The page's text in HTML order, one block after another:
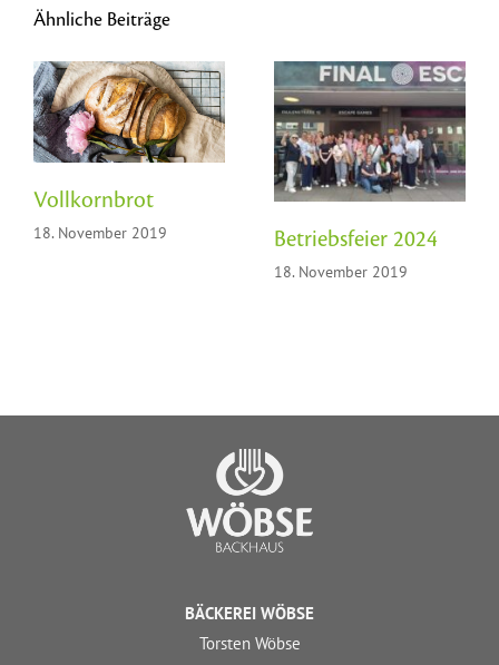
Ähnliche Beiträge
Vollkornbrot
18. November 2019 Betriebsfeier 2024
18. November 2019
BÄCKEREI WÖBSE
Torsten Wöbse